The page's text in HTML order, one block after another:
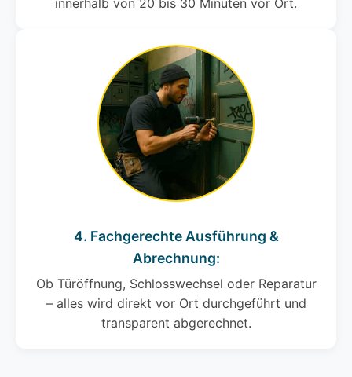
innerhalb von 20 bis 30 Minuten vor Ort.
4. Fachgerechte Ausführung &
Abrechnung:
Ob Türöffnung, Schlosswechsel oder Reparatur
– alles wird direkt vor Ort durchgeführt und
transparent abgerechnet.